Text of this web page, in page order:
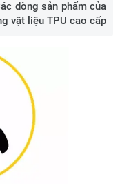
dòng sản phẩm của
vật liệu TPU cao cấp